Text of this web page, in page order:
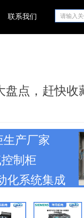
联系我们
盘点，赶快收
产厂家
制柜
化系统集成